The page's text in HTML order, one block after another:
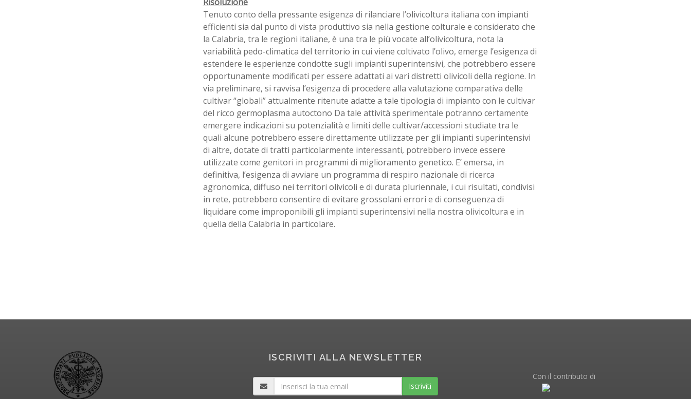
Tenuto conto della pressante esigenza di rilanciare l’olivicoltura italiana con impianti
efficienti sia dal punto di vista produttivo sia nella gestione colturale e considerato che
la Calabria, tra le regioni italiane, è una tra le più vocate all’olivicoltura, nota la
variabilità pedo-climatica del territorio in cui viene coltivato l’olivo, emerge l’esigenza di
estendere le esperienze condotte sugli impianti superintensivi, che potrebbero essere
opportunamente modificati per essere adattati ai vari distretti olivicoli della regione. In
via preliminare, si ravvisa l’esigenza di procedere alla valutazione comparativa delle
cultivar “globali” attualmente ritenute adatte a tale tipologia di impianto con le cultivar
del ricco germoplasma autoctono Da tale attività sperimentale potranno certamente
emergere indicazioni su potenzialità e limiti delle cultivar/accessioni studiate tra le
quali alcune potrebbero essere direttamente utilizzate per gli impianti superintensivi
di altre, dotate di tratti particolarmente interessanti, potrebbero invece essere
utilizzate come genitori in programmi di miglioramento genetico. E’ emersa, in
definitiva, l’esigenza di avviare un programma di respiro nazionale di ricerca
agronomica, diffuso nei territori olivicoli e di durata pluriennale, i cui risultati, condivisi
in rete, potrebbero consentire di evitare grossolani errori e di conseguenza di
liquidare come improponibili gli impianti superintensivi nella nostra olivicoltura e in
quella della Calabria in particolare.
ISCRIVITI ALLA NEWSLETTER
Iscriviti
Con il contributo di